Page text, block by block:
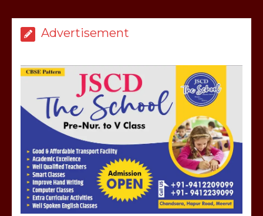
Advertisement
उठाकर खाते कुत्ते का वीडियो इंटरनेट पर जमकर
हो रहा वायरल
होलिका रखने पर लात मार कर होलिका को किया
तहस नहस,मोहल्ले वालों के साथ की गई गाली
गलोच ,कहा अगर रखी गई होली तो होगा खून
March 11, 2025
आखिर क्यों जैनुल सालीकिन को शहर काजी नहीं